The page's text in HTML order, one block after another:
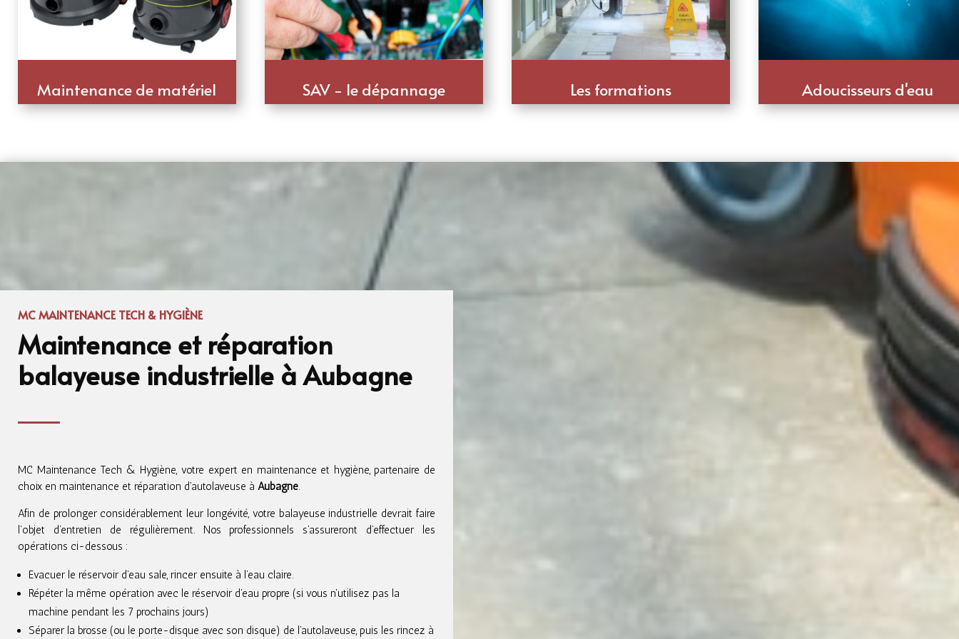
Maintenance de matériel SAV - le dépannage Les formations Adoucisseurs d'eau
MC MAINTENANCE TECH & HYGIÈNE
Maintenance et réparation
balayeuse industrielle à Aubagne
MC Maintenance Tech & Hygiène, votre expert en maintenance et hygiène, partenaire de
choix en maintenance et réparation d’autolaveuse à Aubagne.
Afin de prolonger considérablement leur longévité, votre balayeuse industrielle devrait faire
l’objet d’entretien de régulièrement. Nos professionnels s’assureront d’effectuer les
opérations ci-dessous :
Evacuer le réservoir d’eau sale, rincer ensuite à l’eau claire.
Répéter la même opération avec le réservoir d’eau propre (si vous n’utilisez pas la
machine pendant les 7 prochains jours)
Séparer la brosse (ou le porte-disque avec son disque) de l’autolaveuse, puis les rincez à